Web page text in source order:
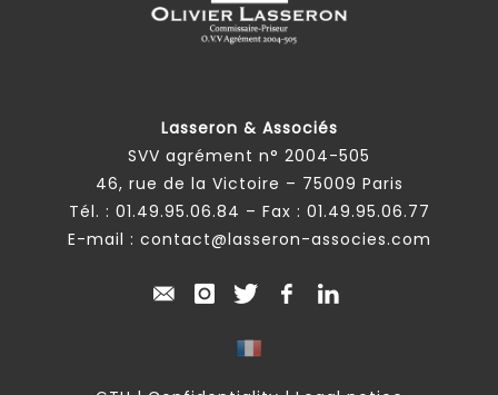
Lasseron & Associés
SVV agrément n° 2004-505
46, rue de la Victoire – 75009 Paris
Tél. : 01.49.95.06.84 – Fax : 01.49.95.06.77
E-mail : contact@lasseron-associes.com